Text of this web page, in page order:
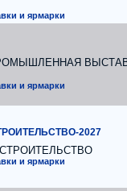
и ярмарки
и ярмарки
2027
и ярмарки